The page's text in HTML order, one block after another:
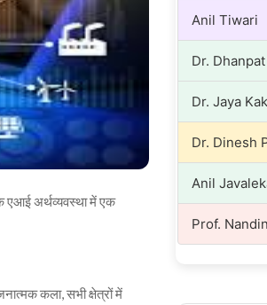
एआई अर्थव्यवस्था में एक
कला, सभी क्षेत्रों में
Anil Tiwari
Dr.
Dr. Jaya
Dr. Dinesh
Anil
Prof.